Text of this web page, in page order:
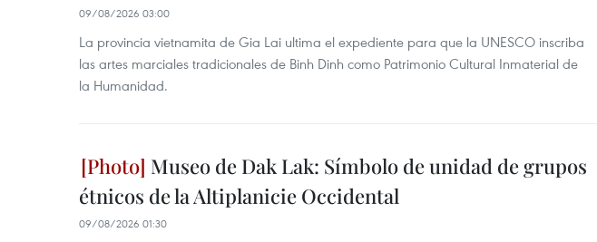
09/08/2026 03:00
La provincia vietnamita de Gia Lai ultima el expediente para que la UNESCO inscriba
las artes marciales tradicionales de Binh Dinh como Patrimonio Cultural Inmaterial de
la Humanidad.
Museo de Dak Lak: Símbolo de unidad de grupos
étnicos de la Altiplanicie Occidental
09/08/2026 01:30